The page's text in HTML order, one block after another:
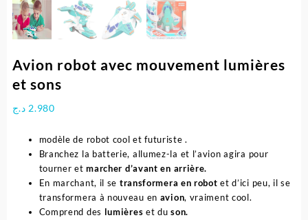
Avion robot avec mouvement lumières
et sons
2.980 د.ج
modèle de robot cool et futuriste .
Branchez la batterie, allumez-la et l’avion agira pour
tourner etmarcher d’avant en arrière.
En marchant, il se transformera en robot et d’ici peu, il se
transformera à nouveau en avion, vraiment cool.
Comprend des lumières et du son.